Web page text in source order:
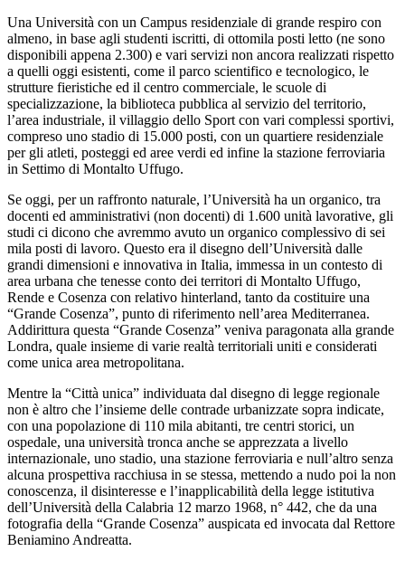
Una Università con un Campus residenziale di grande respiro con
almeno, in base agli studenti iscritti, di ottomila posti letto (ne sono
disponibili appena 2.300) e vari servizi non ancora realizzati rispetto
a quelli oggi esistenti, come il parco scientifico e tecnologico, le
strutture fieristiche ed il centro commerciale, le scuole di
specializzazione, la biblioteca pubblica al servizio del territorio,
l’area industriale, il villaggio dello Sport con vari complessi sportivi,
compreso uno stadio di 15.000 posti, con un quartiere residenziale
per gli atleti, posteggi ed aree verdi ed infine la stazione ferroviaria
in Settimo di Montalto Uffugo.
Se oggi, per un raffronto naturale, l’Università ha un organico, tra
docenti ed amministrativi (non docenti) di 1.600 unità lavorative, gli
studi ci dicono che avremmo avuto un organico complessivo di sei
mila posti di lavoro. Questo era il disegno dell’Università dalle
grandi dimensioni e innovativa in Italia, immessa in un contesto di
area urbana che tenesse conto dei territori di Montalto Uffugo,
Rende e Cosenza con relativo hinterland, tanto da costituire una
“Grande Cosenza”, punto di riferimento nell’area Mediterranea.
Addirittura questa “Grande Cosenza” veniva paragonata alla grande
Londra, quale insieme di varie realtà territoriali uniti e considerati
come unica area metropolitana.
Mentre la “Città unica” individuata dal disegno di legge regionale
non è altro che l’insieme delle contrade urbanizzate sopra indicate,
con una popolazione di 110 mila abitanti, tre centri storici, un
ospedale, una università tronca anche se apprezzata a livello
internazionale, uno stadio, una stazione ferroviaria e null’altro senza
alcuna prospettiva racchiusa in se stessa, mettendo a nudo poi la non
conoscenza, il disinteresse e l’inapplicabilità della legge istitutiva
dell’Università della Calabria 12 marzo 1968, n° 442, che da una
fotografia della “Grande Cosenza” auspicata ed invocata dal Rettore
Beniamino Andreatta.